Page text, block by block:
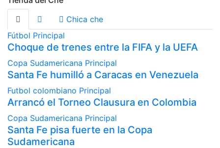
Chica che
Fútbol Principal
Choque de trenes entre la FIFA y la UEFA
Copa Sudamericana Principal
Santa Fe humilló a Caracas en Venezuela
Futbol colombiano Principal
Arrancó el Torneo Clausura en Colombia
Copa Sudamericana Principal
Santa Fe pisa fuerte en la Copa
Sudamericana